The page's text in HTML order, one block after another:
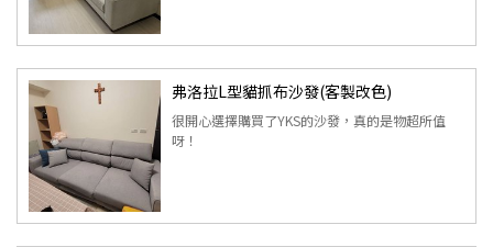
弗洛拉L型貓抓布沙發(客製改色)
很開心選擇購買了YKS的沙發，真的是物超所值
呀！